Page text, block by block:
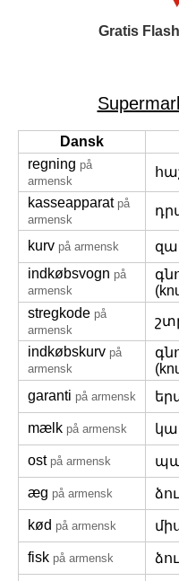
Gratis
Dansk
regning på
armensk
kasseapparat på
armensk
kurv på armensk
indkøbsvogn på
armensk
stregkode på
armensk
indkøbskurv på
armensk
garanti på armensk
mælk på armensk
ost på armensk
æg på armensk
kød på armensk
fisk på armensk